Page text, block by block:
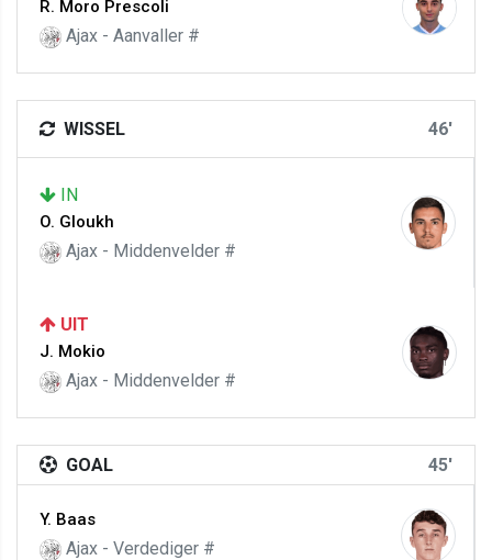
R. Moro Prescoli
Ajax - Aanvaller #
WISSEL 46'
IN
O. Gloukh
Ajax - Middenvelder #
UIT
J. Mokio
Ajax - Middenvelder #
GOAL 45'
Y. Baas
Ajax - Verdediger #